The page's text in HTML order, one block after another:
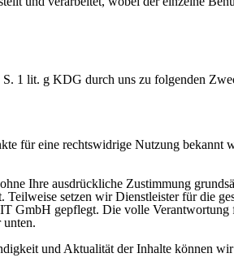
S. 1 lit. g KDG durch uns zu folgenden
für eine rechtswidrige Nutzung
Ihre ausdrückliche Zustimmung
setzen wir Dienstleister für die
gepflegt. Die volle
unten.
und Aktualität der Inhalte können